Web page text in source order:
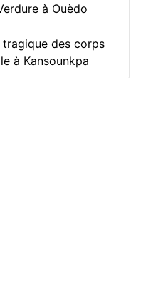
à Ouèdo
des corps
à Kansounkpa